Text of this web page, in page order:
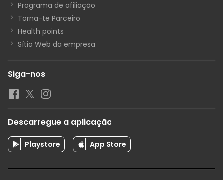
Programa de afiliação
Torna-te Parceiro
Health points
Sítio Web da empresa
Siga-nos
Descarregue a aplicação
Playstore App Store